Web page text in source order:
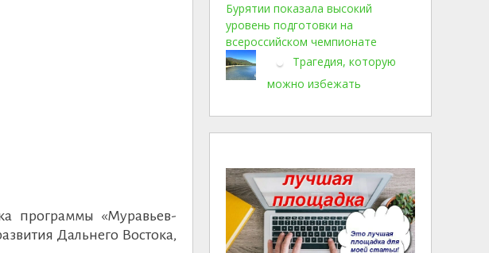
программы «Муравьев-
Дальнего Востока,
Бурятии показала высокий
уровень подготовки на
всероссийском чемпионате
Трагедия, которую
можно избежать